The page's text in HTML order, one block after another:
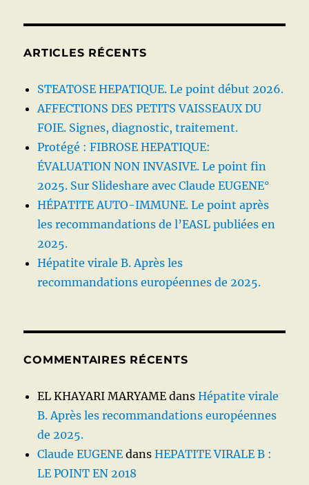
ARTICLES RÉCENTS
STEATOSE HEPATIQUE. Le point début 2026.
AFFECTIONS DES PETITS VAISSEAUX DU
FOIE. Signes, diagnostic, traitement.
Protégé : FIBROSE HEPATIQUE:
ÉVALUATION NON INVASIVE. Le point fin
2025. Sur Slideshare avec Claude EUGENE°
HÉPATITE AUTO-IMMUNE. Le point après
les recommandations de l’EASL publiées en
2025.
Hépatite virale B. Après les
recommandations européennes de 2025.
COMMENTAIRES RÉCENTS
EL KHAYARI MARYAME dansHépatite virale
B. Après les recommandations européennes
de 2025.
Claude EUGENE dansHEPATITE VIRALE B :
LE POINT EN 2018